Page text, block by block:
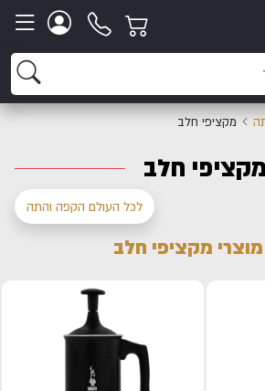
מקציפי חלב
מקציפי חלב
לכל העולם הקפה והתה
מקציפי חלב